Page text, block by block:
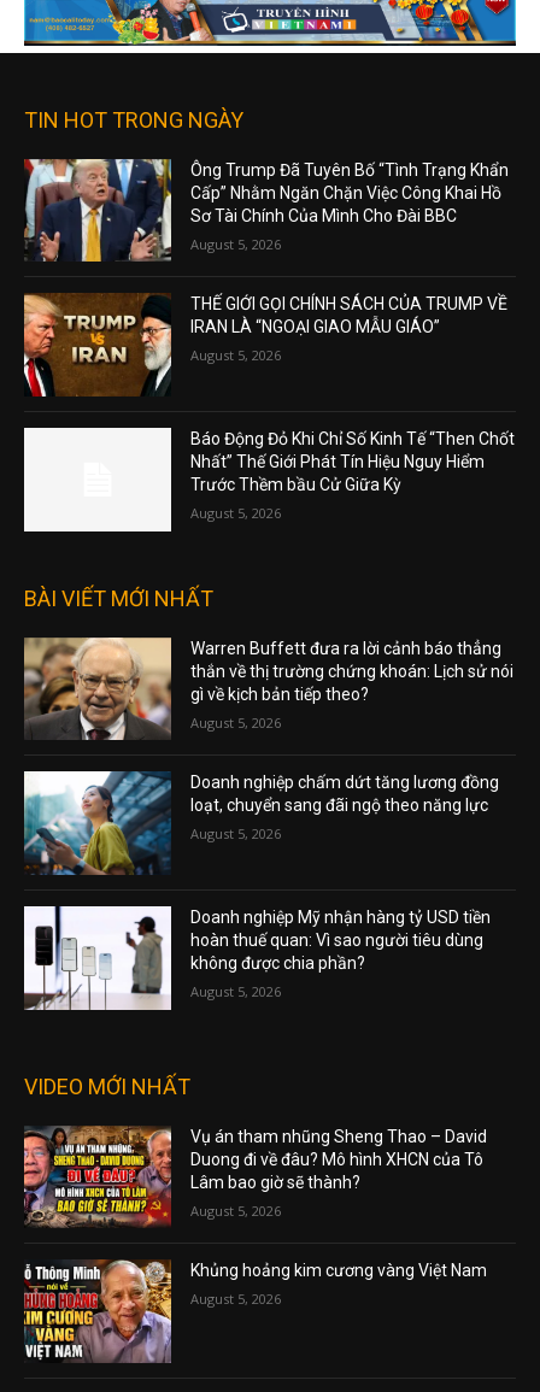
TIN HOT TRONG NGÀY
Ông Trump Đã Tuyên Bố “Tình Trạng Khẩn
Cấp” Nhằm Ngăn Chặn Việc Công Khai Hồ
Sơ Tài Chính Của Mình Cho Đài BBC
August 5, 2026
THẾ GIỚI GỌI CHÍNH SÁCH CỦA TRUMP VỀ
IRAN LÀ “NGOẠI GIAO MẪU GIÁO”
August 5, 2026
Báo Động Đỏ Khi Chỉ Số Kinh Tế “Then Chốt
Nhất” Thế Giới Phát Tín Hiệu Nguy Hiểm
Trước Thềm bầu Cử Giữa Kỳ
August 5, 2026
BÀI VIẾT MỚI NHẤT
Warren Buffett đưa ra lời cảnh báo thẳng
thắn về thị trường chứng khoán: Lịch sử nói
gì về kịch bản tiếp theo?
August 5, 2026
Doanh nghiệp chấm dứt tăng lương đồng
loạt, chuyển sang đãi ngộ theo năng lực
August 5, 2026
Doanh nghiệp Mỹ nhận hàng tỷ USD tiền
hoàn thuế quan: Vì sao người tiêu dùng
không được chia phần?
August 5, 2026
VIDEO MỚI NHẤT
Vụ án tham nhũng Sheng Thao – David
Duong đi về đâu? Mô hình XHCN của Tô
Lâm bao giờ sẽ thành?
August 5, 2026
Khủng hoảng kim cương vàng Việt Nam
August 5, 2026